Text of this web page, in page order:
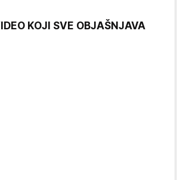
KOJI SVE OBJAŠNJAVA